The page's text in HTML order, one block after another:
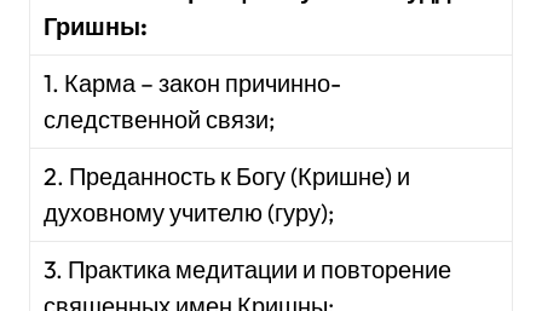
Гришны:
1. Карма – закон причинно-
следственной связи;
2. Преданность к Богу (Кришне) и
духовному учителю (гуру);
3. Практика медитации и повторение